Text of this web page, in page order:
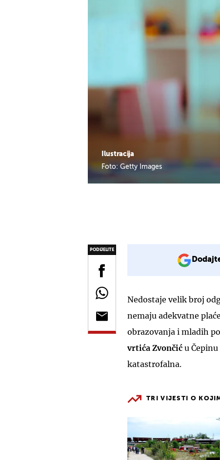
Ilustracija
Foto: Getty Images
PODIJELITE
Nedostaje velik broj
nemaju adekvatne
obrazovanja i mladih
vrtića Zvončić u
katastrofalna.
TRI VIJESTI O